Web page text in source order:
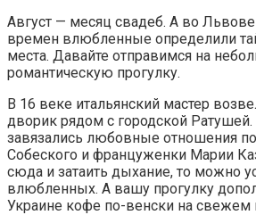
Август — месяц свадеб. А во
времен влюбленные определили
места. Давайте отправимся на
романтическую прогулку.
В 16 веке итальянский мастер
дворик рядом с городской
завязались любовные отношения
Собеского и француженки Марии
сюда и затаить дыхание, то можно
влюбленных. А вашу прогулку
Украине кофе по-венски на свежем